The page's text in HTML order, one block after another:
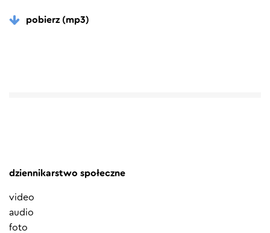
pobierz (mp3)
dziennikarstwo społeczne
video
audio
foto